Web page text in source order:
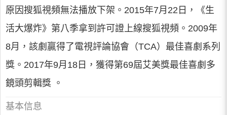
原因搜狐視頻無法播放下架。2015年7月22日，《生
活大爆炸》第八季拿到許可證上線搜狐視頻。2009年
8月，該劇贏得了電視評論協會（TCA）最佳喜劇系列
獎。2017年9月18日，獲得第69屆艾美獎最佳喜劇多
鏡頭剪輯獎 。
基本信息